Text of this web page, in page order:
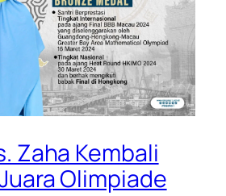
Zaha Kembali
Olimpiade